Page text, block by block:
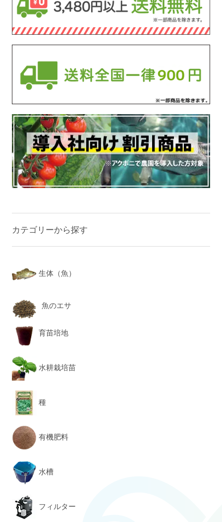
カテゴリーから探す
生体（魚）
魚のエサ
育苗培地
水耕栽培苗
種
有機肥料
水槽
フィルター